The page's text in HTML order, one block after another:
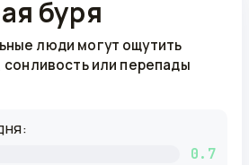
буря
люди могут ощутить
или перепады
0.7